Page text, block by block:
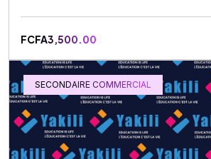
FCFA3,500.00
SECONDAIRE COMMERCIAL